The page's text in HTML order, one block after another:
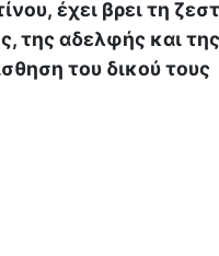
έχει βρει τη
της αδελφής και της
του δικού τους